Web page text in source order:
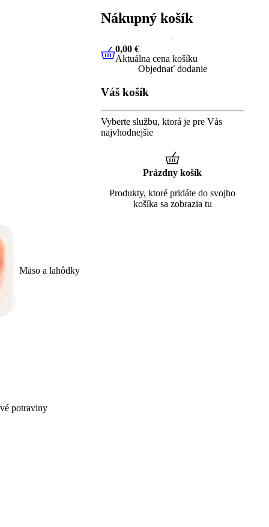
Mäso a lahôdky
potraviny
Nákupný košík
0,00 €Aktuálna cena košíku
0,00 €
Aktuálna cena košíku
Objednať dodanie
Váš košík
Vyberte službu, ktorá je pre Vás
najvhodnejšie
Prázdny košík
Produkty, ktoré pridáte do svojho
košíka sa zobrazia tu